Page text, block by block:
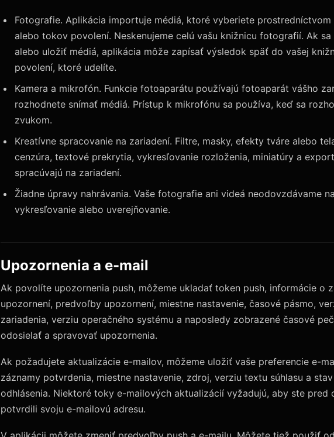
Fotografie. Aplikácia importuje médiá, ktoré vyberiete
alebo tokov povolení. Neskenujeme celú vašu knižnicu fotografií. Ak
alebo uložiť médiá, aplikácia môže zapísať výsledok späť do vašej
povolení, ktoré udelíte.
Kamera a mikrofón. Funkcie fotoaparátu používajú fotoaparát vášho
rozhodnete snímať médiá. Prístup k mikrofónu sa používa, keď sa
zvukom.
Kreatívne spracovanie na zariadení. Filtre, masky, efekty tváre alebo
cenzúra, textové prekrytia, vykresľovanie rozloženia, miniatúry a
spracúvajú na zariadení.
Žiadne úpravy nahrávania. Vaše fotografie ani videá neodovzdávame
vykresľovanie alebo uverejňovanie.
Upozornenia a e-mail
Ak povolíte upozornenia push, môžeme ukladať token push, informácie o
upozornení, predvoľby upozornení, miestne nastavenie, časové pásmo,
zariadenia, verziu operačného systému a naposledy zobrazené časové
odosielať a spravovať upozornenia.
Ak požadujete aktualizácie e-mailov, môžeme uložiť vaše preferencie e-
záznamy potvrdenia, miestne nastavenie, zdroj, verziu textu súhlasu a
odhlásenia. Niektoré toky e-mailových aktualizácií vyžadujú, aby ste pred
potvrdili svoju e-mailovú adresu.